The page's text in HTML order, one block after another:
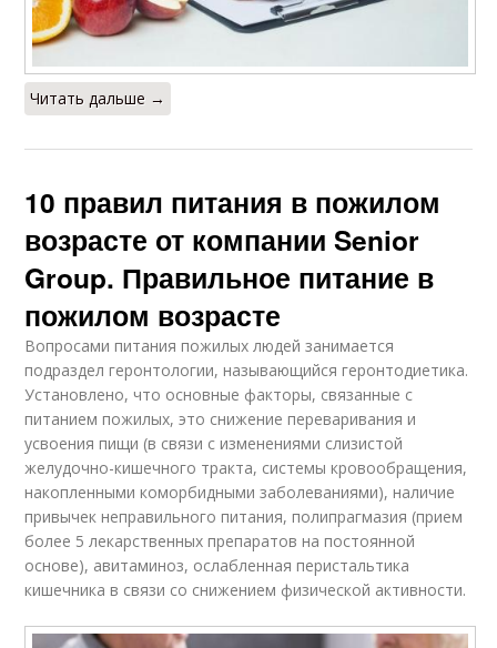
Читать дальше →
10 правил питания в пожилом
возрасте от компании Senior
Group. Правильное питание в
пожилом возрасте
Вопросами питания пожилых людей занимается
подраздел геронтологии, называющийся геронтодиетика.
Установлено, что основные факторы, связанные с
питанием пожилых, это снижение переваривания и
усвоения пищи (в связи с изменениями слизистой
желудочно-кишечного тракта, системы кровообращения,
накопленными коморбидными заболеваниями), наличие
привычек неправильного питания, полипрагмазия (прием
более 5 лекарственных препаратов на постоянной
основе), авитаминоз, ослабленная перистальтика
кишечника в связи со снижением физической активности.